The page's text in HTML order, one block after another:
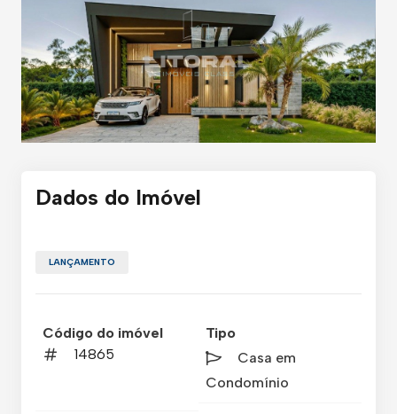
Dados do Imóvel
LANÇAMENTO
Código do imóvel
14865
Tipo
Casa em
Condomínio